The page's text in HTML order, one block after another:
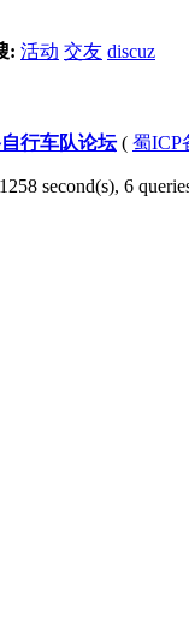
: 活动 交友 discuz
行车队论坛( 蜀ICP
second(s), 6